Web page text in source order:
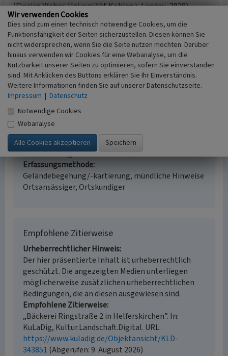
(Florian Weber, Universität Koblenz-Landau, 2020)
Bäckerei Ringstraße 2 in Helferskirchen
Schlagwörter
Bäckerei
Straße / Hausnummer
Ringstraße 2
Ort
56244 Helferskirchen
Fachsicht(en)
Landeskunde
Erfassungsmaßstab
i.d.R. 1:5.000 (größer als 1:20.000)
Erfassungsmethode
Geländebegehung/-kartierung, mündliche Hinweise
Ortsansässiger, Ortskundiger
Empfohlene Zitierweise
Urheberrechtlicher Hinweis
Der hier präsentierte Inhalt ist urheberrechtlich
geschützt. Die angezeigten Medien unterliegen
möglicherweise zusätzlichen urheberrechtlichen
Bedingungen, die an diesen ausgewiesen sind.
Empfohlene Zitierweise
„Bäckerei Ringstraße 2 in Helferskirchen”. In:
KuLaDig, Kultur.Landschaft.Digital. URL:
https://www.kuladig.de/Objektansicht/KLD-
343851 (Abgerufen: 9. August 2026)
Wir verwenden Cookies
Dies sind zum einen technisch notwendige Cookies, um die
Funktionsfähigkeit der Seiten sicherzustellen. Diesen können Sie
nicht widersprechen, wenn Sie die Seite nutzen möchten. Darüber
hinaus verwenden wir Cookies für eine Webanalyse, um die
Nutzbarkeit unserer Seiten zu optimieren, sofern Sie einverstanden
sind. Mit Anklicken des Buttons erklären Sie Ihr Einverständnis.
Weitere Informationen finden Sie auf unserer Datenschutzseite.
Impressum | Datenschutz
Notwendige Cookies
Webanalyse